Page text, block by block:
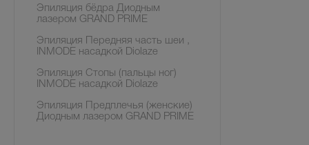
Эпиляция бёдра Диодным
лазером GRAND PRIME
Эпиляция Передняя часть шеи ,
INMODE насадкой Diolaze
Эпиляция Стопы (пальцы ног)
INMODE насадкой Diolaze
Эпиляция Предплечья (женские)
Диодным лазером GRAND PRIME